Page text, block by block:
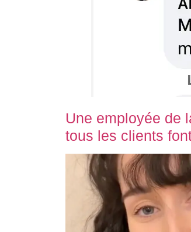
Une employée de
tous les clients